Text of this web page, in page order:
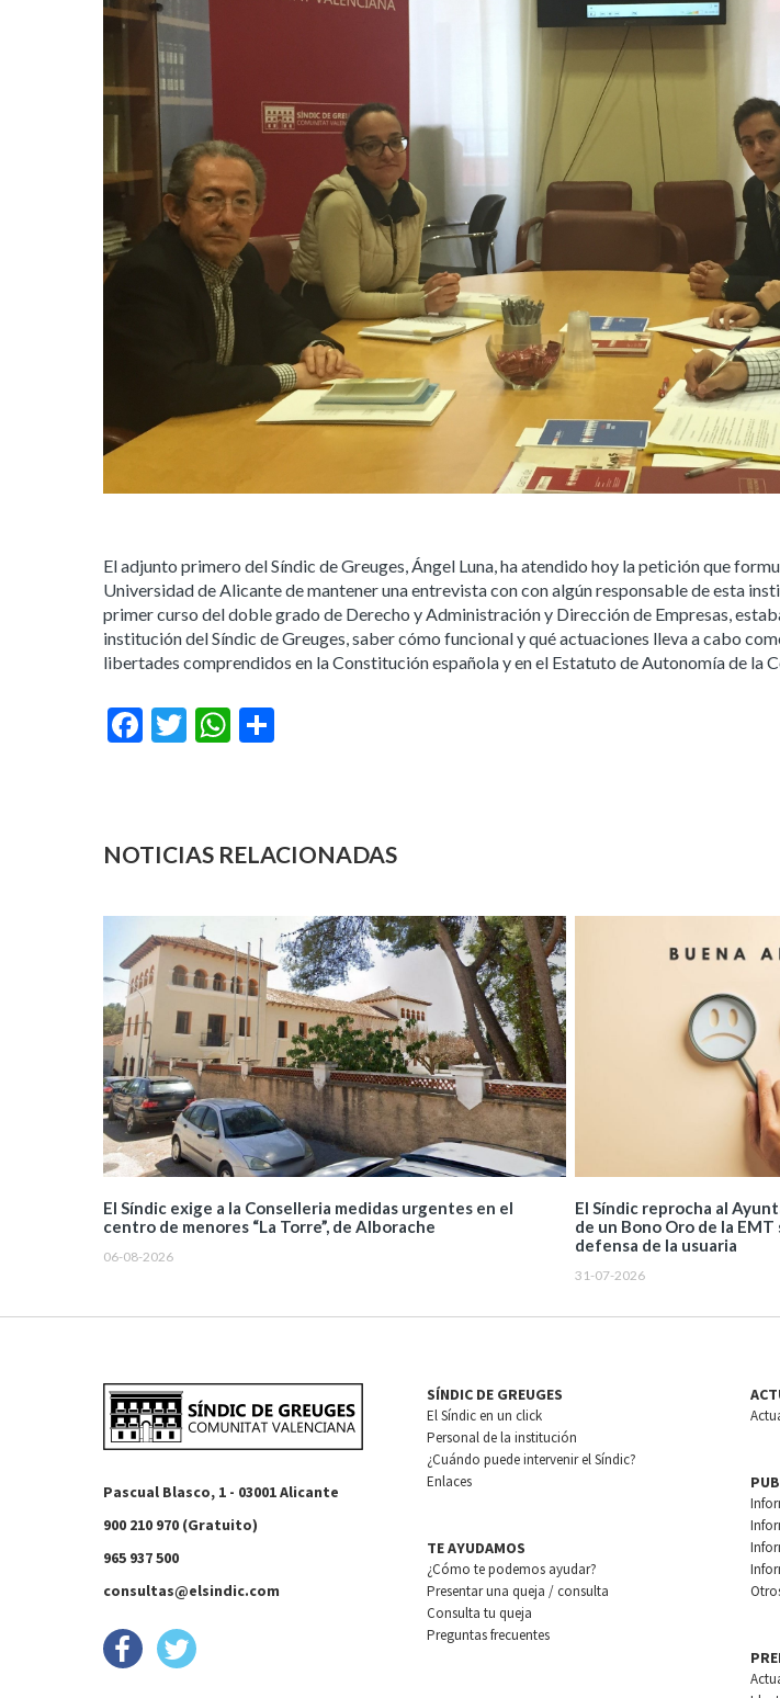
El adjunto primero del Síndic de Greuges, Ángel Luna, ha atendido hoy la petición que
Universidad de Alicante de mantener una entrevista con con algún responsable de esta
primer curso del doble grado de Derecho y Administración y Dirección de Empresas,
institución del Síndic de Greuges, saber cómo funcional y qué actuaciones lleva a cabo
libertades comprendidos en la Constitución española y en el Estatuto de Autonomía de la
Facebook
Twitter WhatsApp
NOTICIAS RELACIONADAS
El Síndic exige a la Conselleria medidas urgentes en el
centro de menores “La Torre”, de Alborache
06-08-2026
El Síndic reprocha al
de un Bono Oro de la
defensa de la usuaria
31-07-2026
Pascual Blasco, 1 - 03001 Alicante
900 210 970 (Gratuito)
965 937 500
consultas@elsindic.com
SÍNDIC DE GREUGES
El Síndic en un click
Personal de la institución
¿Cuándo puede intervenir el Síndic?
Enlaces
TE AYUDAMOS
¿Cómo te podemos ayudar?
Presentar una queja / consulta
Consulta tu queja
Preguntas frecuentes